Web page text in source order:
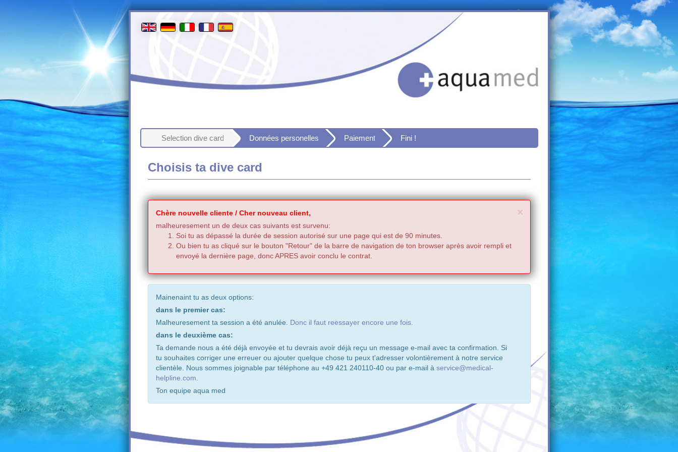
Selection dive card Données personelles Paiement Fini !
Choisis ta dive card
×Close
Chère nouvelle cliente / Cher nouveau client,
malheuresement un de deux cas suivants est survenu:
Soi tu as dépassé la durée de session autorisé sur une page qui est de 90 minutes.
Ou bien tu as cliqué sur le bouton "Retour" de la barre de navigation de ton browser après avoir rempli et
envoyé la dernière page, donc APRES avoir conclu le contrat.
Mainenaint tu as deux options:
dans le premier cas:
Malheuresement ta session a été anulée. Donc il faut reessayer encore une fois.
dans le deuxième cas:
Ta demande nous a été déjà envoyée et tu devrais avoir déjà reçu un message e-mail avec ta confirmation. Si
tu souhaites corriger une erreuer ou ajouter quelque chose tu peux t'adresser volontièrement à notre service
clientèle. Nous sommes joignable par téléphone au +49 421 240110-40 ou par e-mail à service@medical-
helpline.com
Ton equipe aqua med